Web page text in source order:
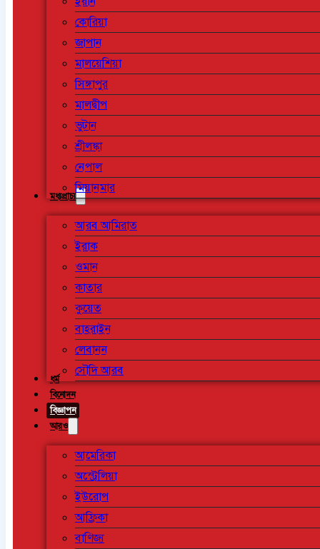
কোরিয়া
জাপান
মালয়েশিয়া
সিঙ্গাপুর
মালদ্বীপ
ভুটান
শ্রীলঙ্কা
নেপাল
মিয়ানমার
মধ্যপ্রাচ্য
আরব আমিরাত
ইরাক
ওমান
কাতার
কুয়েত
বাহরাইন
লেবানন
সৌদি আরব
ধর্ম
বিনোদন
বিজ্ঞাপন
আরও
আমেরিকা
অস্ট্রেলিয়া
ইউরোপ
আফ্রিকা
বাণিজ্য